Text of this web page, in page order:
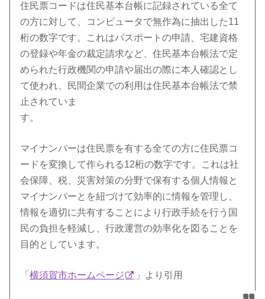
住民票コードは住民基本台帳に記録されている全て
の方に対して、
コンピュータで無作為に抽出した11
桁の数字です。これはパスポートの申請、宅建資格
の登録や年金の裁定請求など、住民基本台帳法で定
められた行政機関の申請や届出の際に本人確認とし
て使われ、
民間企業での利用は住民基本台帳法で禁
止されていま
す。
マイナンバーは住民票を有する全ての方に住民票コ
ードを変換して作られる12桁の数字です。これは社
会保障、税、 災害対策の分野で保有する個人情報と
マイナンバーとを紐づけて効率的に情報を管理し、
情報を適切に共有することにより行政手続を行う国
民の負担を軽減し、行政運営の効率化を図ることを
目的としています。
「横須賀市ホームページ 」より引用